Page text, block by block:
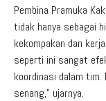
Pembina Pramuka
tidak hanya sebagai
kekompakan dan
seperti ini sangat
koordinasi dalam
senang,” ujarnya.